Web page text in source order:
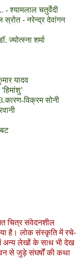
श्यामलाल चतुर्वेदी
स्रोत - नरेन्द्र देवांगन
ज्योत्स्ना शर्मा
यादव
कारण-विक्रम सोनी
चित्र संवेदनशील
है। लोक संस्कृति में रचे-
लेखों के साथ भी देख
से जुड़े संघर्षों की कथा